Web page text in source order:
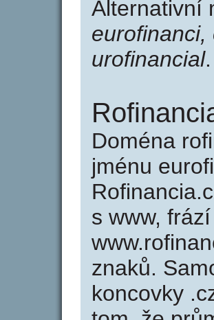
Alternativní
urofinancial.
Doména
jménu
s www,
znaků.
koncovky